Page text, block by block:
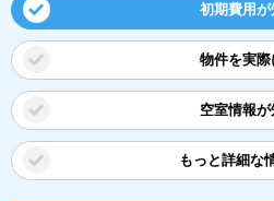
初期費用
物件を実
空室情報
もっと詳細な